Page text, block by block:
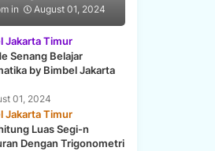
August 01, 2024
Jakarta Timur
Senang Belajar
by Bimbel Jakarta
01, 2024
Jakarta Timur
Luas Segi-n
Dengan Trigonometri